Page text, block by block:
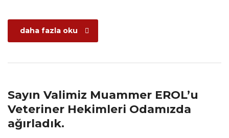
daha fazla oku
Sayın Valimiz Muammer EROL’u
Veteriner Hekimleri Odamızda
ağırladık.